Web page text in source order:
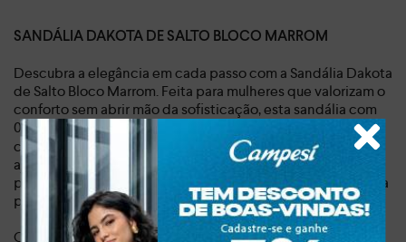
SANDÁLIA DAKOTA DE SALTO BLOCO MARROM
Descubra a elegância em cada passo com a Sandália Dakota
de Salto Bloco Marrom. Feita para mulheres que valorizam o
conforto sem abrir mão da sofisticação, esta sandália com
0,665 kg combina a praticidade do
salto bloco de 7,5 cm
com o design moderno do bico quadrado. O fechamento
ajustável com fivela garante um ajuste perfeito,
proporcionando segurança e estabilidade ao caminhar, seja
para um dia agitado ou para um evento especial.
O diferencial deste modelo está nos detalhes.A tira larga